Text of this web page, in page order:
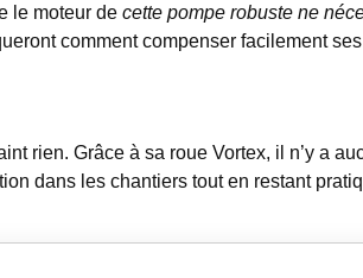
le moteur de cette pompe robuste ne
comment compenser facilement
rien. Grâce à sa roue Vortex, il n’y a
dans les chantiers tout en restant